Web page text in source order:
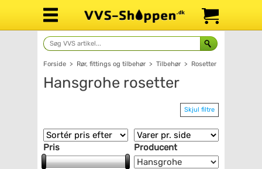
Forside > Rør, fittings og tilbehør > Tilbehør > Rosetter
Hansgrohe rosetter
Skjul filtre
Pris Producent